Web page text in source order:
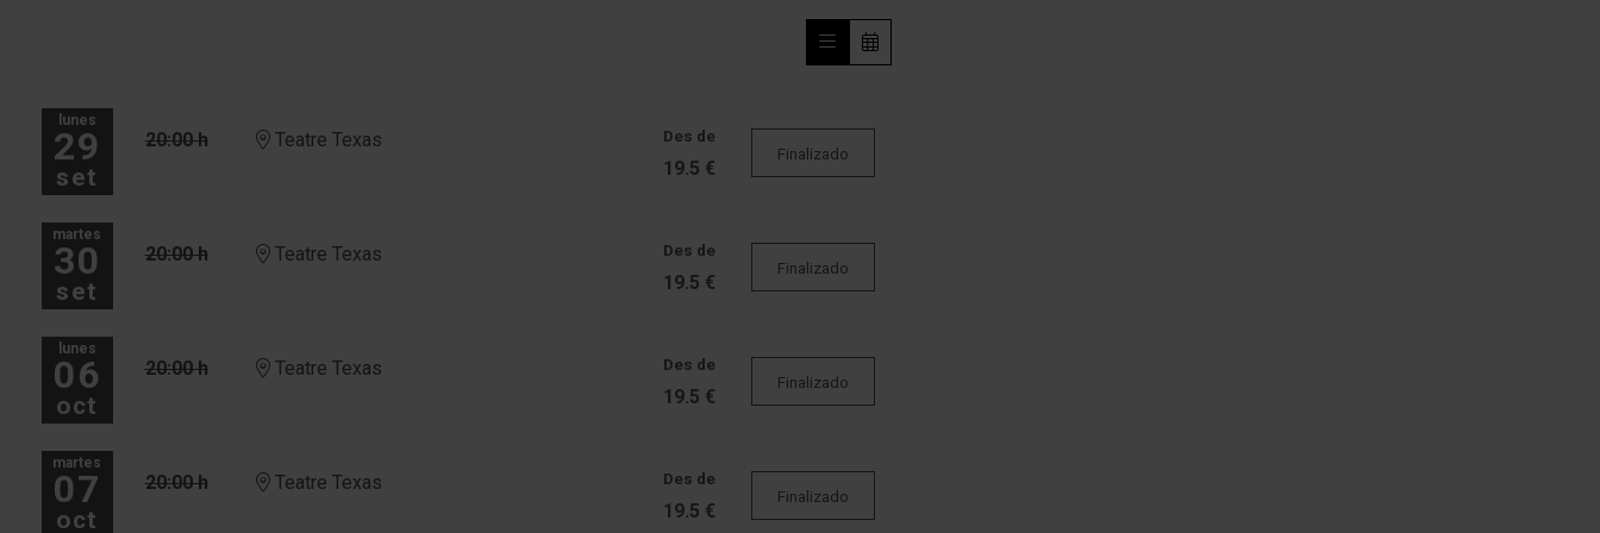
lunes
29
set
20:00 h Teatre Texas Des de
19.5 €
Finalizado
martes
30
set
20:00 h Teatre Texas Des de
19.5 €
Finalizado
lunes
06
oct
20:00 h Teatre Texas Des de
19.5 €
Finalizado
martes
07
oct
20:00 h Teatre Texas Des de
19.5 €
Finalizado